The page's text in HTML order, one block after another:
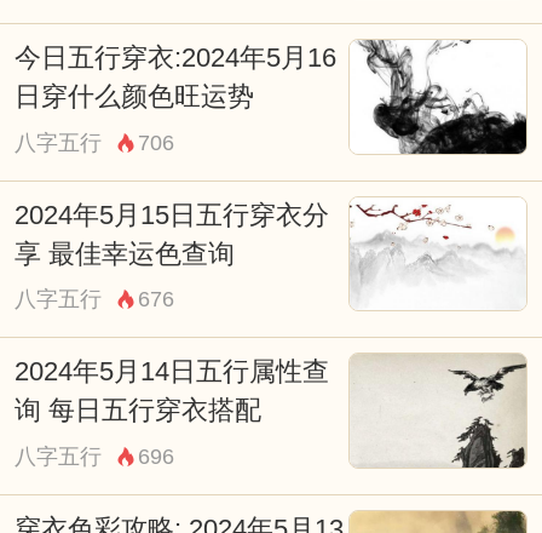
今日五行穿衣:2024年5月16
日穿什么颜色旺运势
八字五行 706
2024年5月15日五行穿衣分
享 最佳幸运色查询
八字五行 676
2024年5月14日五行属性查
询 每日五行穿衣搭配
八字五行 696